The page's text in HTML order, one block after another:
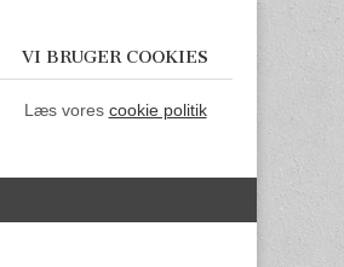
VI BRUGER COOKIES
Læs vores cookie politik